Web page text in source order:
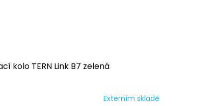
kolo TERN Link B7 zelená
Externím skladě